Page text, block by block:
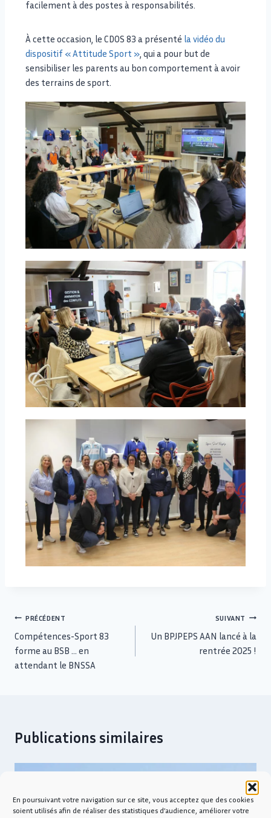
En poursuivant votre navigation sur ce site, vous acceptez que des cookies
soient utilisés afin de réaliser des statistiques d’audience, améliorer votre
facilement à des postes à responsabilités.
À cette occasion, le CDOS 83 a présenté la vidéo du
dispositif « Attitude Sport » , qui a pour but de
sensibiliser les parents au bon comportement à avoir
des terrains de sport.
PRÉCÉDENT
Compétences-Sport 83
forme au BSB … en
attendant le BNSSA
SUIVANT
Un BPJPEPS AAN lancé à la
rentrée 2025 !
Publications similaires